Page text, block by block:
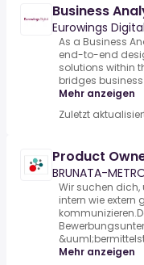
Business
Eurowings
As a Business
end-to-end
solutions within
bridges
Mehr anzeigen
Zuletzt
Product
BRUNATA-
Wir suchen
intern wie extern
Mehr anzeigen